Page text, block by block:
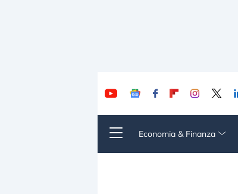
Economia & Finanza